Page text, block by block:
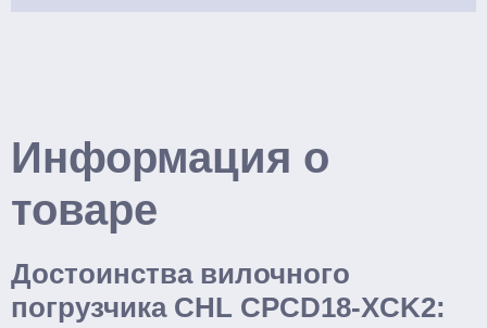
Информация о
товаре
Достоинства вилочного
погрузчика CHL CPCD18-XCK2: